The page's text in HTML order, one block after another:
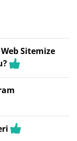
Sitemize